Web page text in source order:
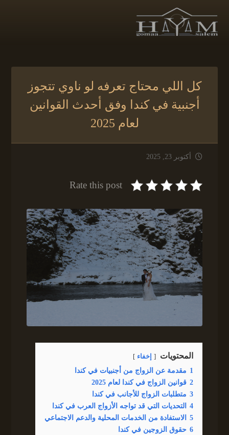
كل اللي محتاج تعرفه لو ناوي تتجوز
أجنبية في كندا وفق أحدث القوانين
لعام 2025
أكتوبر 23, 2025
Rate this post
المحتويات إخفاء
1 مقدمة عن الزواج من أجنبيات في كندا
2 قوانين الزواج في كندا لعام 2025
3 متطلبات الزواج للأجانب في كندا
4
التحديات التي قد تواجه الأزواج العرب في كندا
5
الاستفادة من الخدمات المحلية والدعم الاجتماعي
6 حقوق الزوجين في كندا